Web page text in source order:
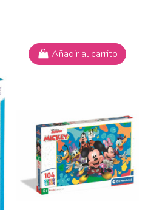
Añadir al carrito